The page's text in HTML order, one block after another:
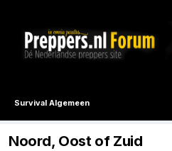
Survival Algemeen
Noord, Oost of Zuid